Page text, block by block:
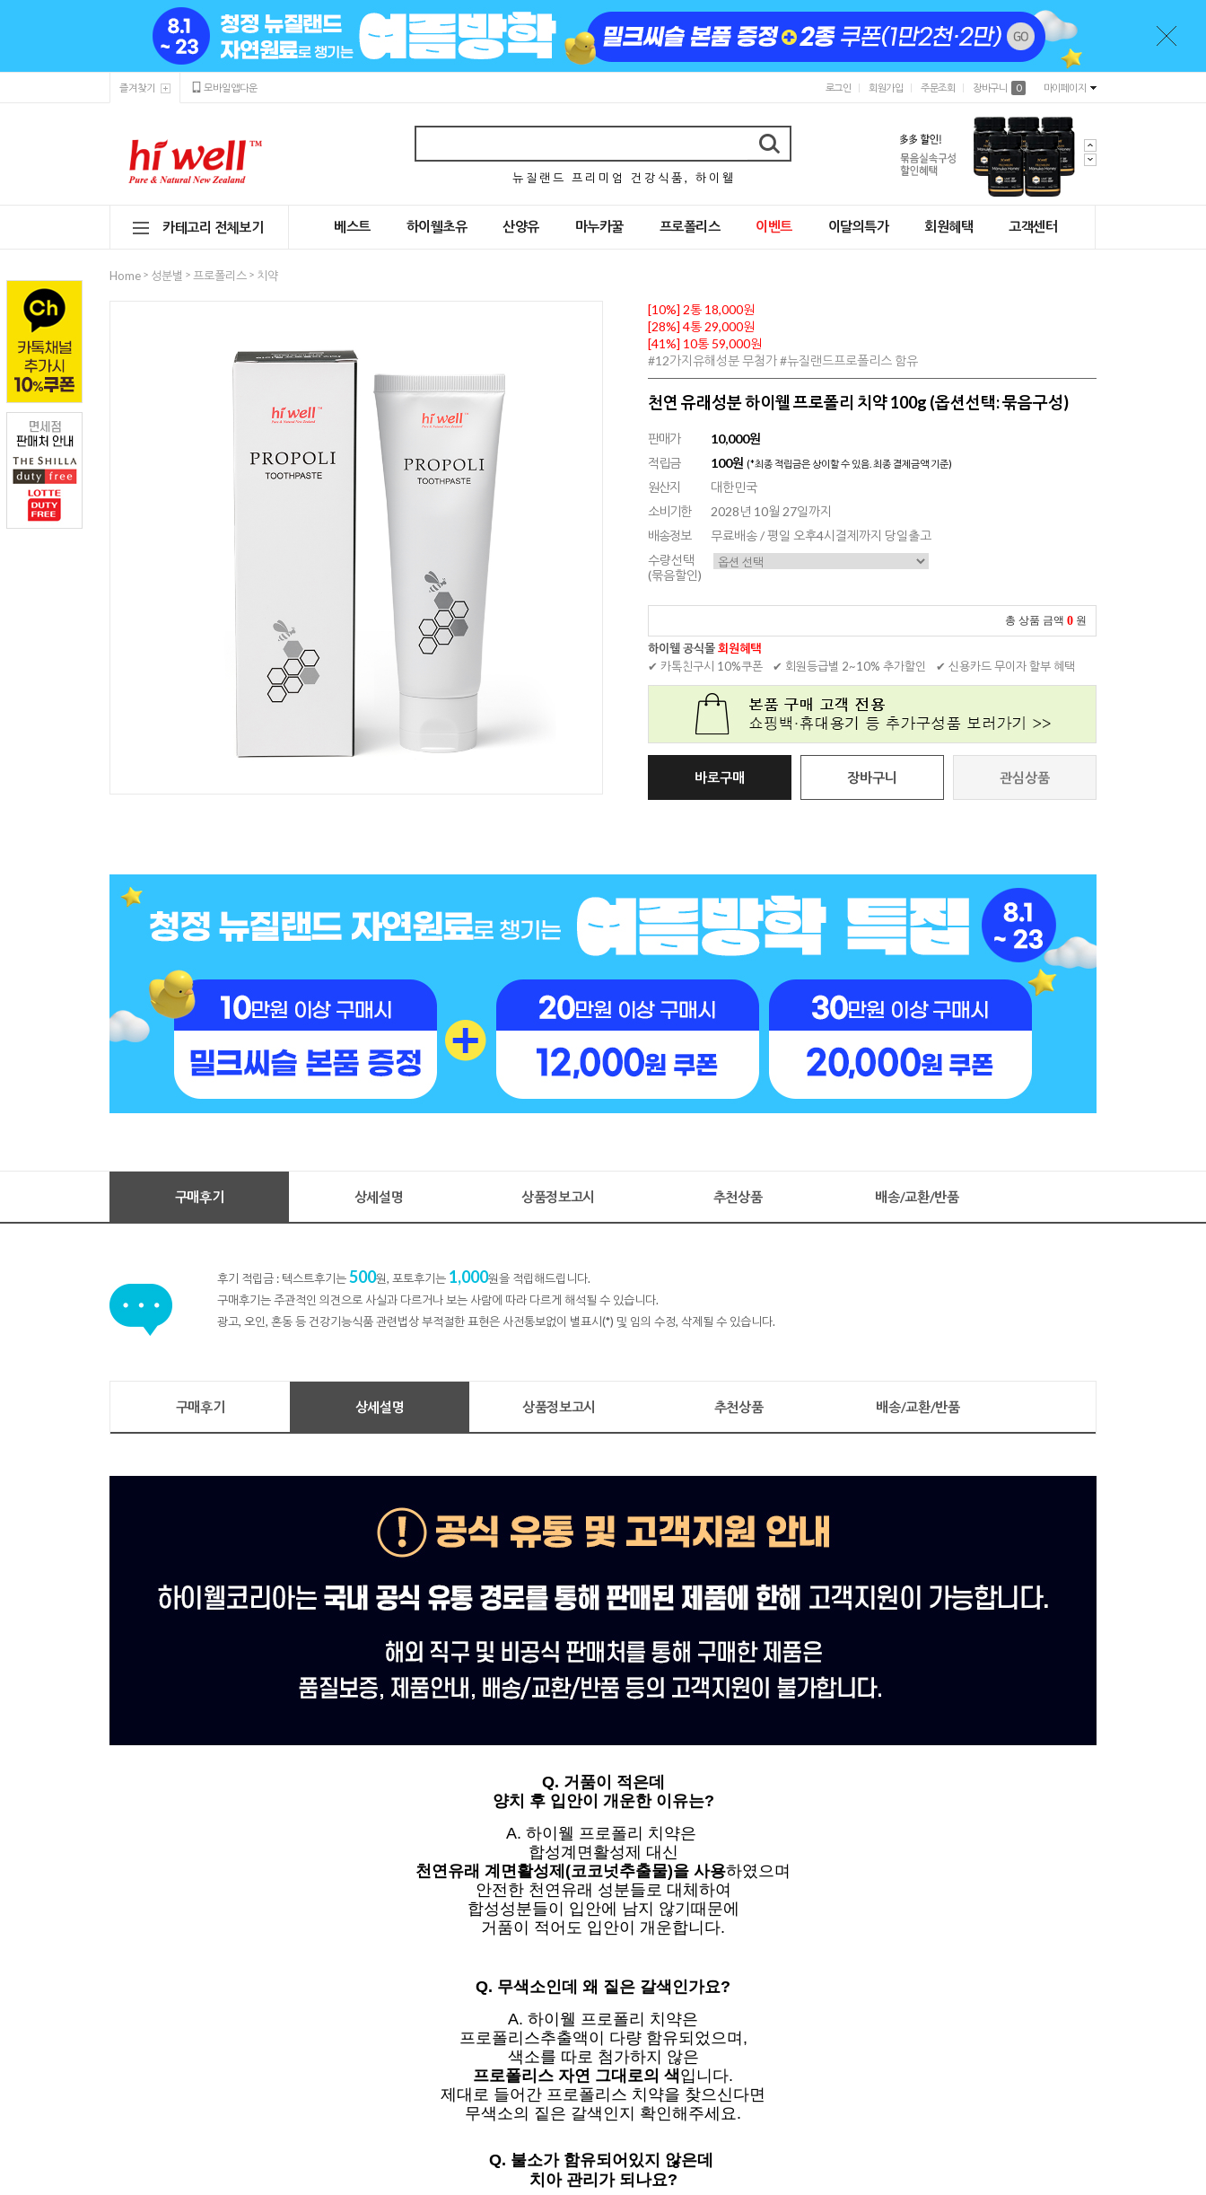
즐겨찾기 모바일앱다운 로그인 회원가입 주문조회 장바구니 0 마이페이지
뉴 질 랜 드 프 리 미 엄 건 강 식 품 , 하 이 웰
카테고리 전체보기 베스트 하이웰초유 산양유 마누카꿀 프로폴리스 이벤트 이달의특가 회원혜택 고객센터
Home > 성분별 > 프로폴리스 > 치약
[10%] 2통 18,000원
[28%] 4통 29,000원
[41%] 10통 59,000원
#12가지유해성분 무첨가 #뉴질랜드프로폴리스 함유
천연 유래성분 하이웰 프로폴리 치약 100g (옵션선택: 묶음구성)
판매가
10,000원
적립금
100원 (*최종 적립금은 상이할 수 있음. 최종 결제금액 기준)
원산지
대한민국
소비기한
2028년 10월 27일까지
배송정보
무료배송 / 평일 오후4시결제까지 당일출고
수량선택
(묶음할인)
총 상품 금액 0 원
하이웰 공식몰회원혜택
✔ 카톡친구시 10%쿠폰
✔ 회원등급별 2~10% 추가할인 ✔ 신용카드 무이자 할부 혜택
바로구매 장바구니 관심상품
구매후기 상세설명 상품정보고시 추천상품 배송/교환/반품
후기 적립금 : 텍스트후기는500원, 포토후기는 1,000원을 적립해드립니다.
구매후기는 주관적인 의견으로 사실과 다르거나 보는 사람에 따라 다르게 해석될 수 있습니다.
광고, 오인, 혼동 등 건강기능식품 관련법상 부적절한 표현은 사전통보없이 별표시(*) 및 임의 수정, 삭제될 수 있습니다.
구매후기 상세설명 상품정보고시 추천상품 배송/교환/반품
Q. 거품이 적은데
양치 후 입안이 개운한 이유는?
A. 하이웰 프로폴리 치약은
합성계면활성제 대신
천연유래 계면활성제(코코넛추출물)을 사용하였으며
안전한 천연유래 성분들로 대체하여
합성성분들이 입안에 남지 않기때문에
거품이 적어도 입안이 개운합니다.
Q. 무색소인데 왜 짙은 갈색인가요?
A. 하이웰 프로폴리 치약은
프로폴리스추출액이 다량 함유되었으며,
색소를 따로 첨가하지 않은
프로폴리스 자연 그대로의 색입니다.
제대로 들어간 프로폴리스 치약을 찾으신다면
무색소의 짙은 갈색인지 확인해주세요.
Q. 불소가 함유되어있지 않은데
치아 관리가 되나요?